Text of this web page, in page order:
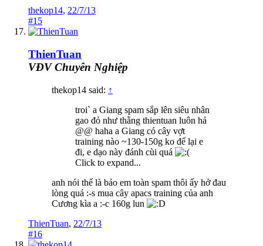
thekop14, 22/7/13
#15
ThienTuan
VĐV Chuyên Nghiệp
thekop14 said: ↑
troi` a Giang spam sắp lên siêu nhân
gao đỏ như thằng thientuan luôn hả
@@ haha a Giang có cây vợt
training nào ~130-150g ko để lại e
đi, e dạo này đánh cùi quá
Click to expand...
anh nói thế là bảo em toàn spam thôi ấy hở đau
lòng quá :-s mua cây apacs training của anh
Cương kìa a :-c 160g lun
ThienTuan, 22/7/13
#16